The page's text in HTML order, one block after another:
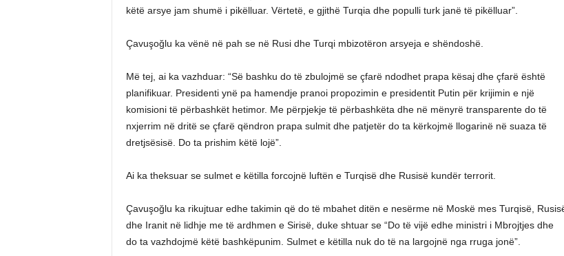
këtë arsye jam shumë i pikëlluar. Vërtetë, e gjithë Turqia dhe populli turk janë të pikëlluar”.
Çavuşoğlu ka vënë në pah se në Rusi dhe Turqi mbizotëron arsyeja e shëndoshë.
Më tej, ai ka vazhduar: “Së bashku do të zbulojmë se çfarë ndodhet prapa kësaj dhe çfarë është
planifikuar. Presidenti ynë pa hamendje pranoi propozimin e presidentit Putin për krijimin e një
komisioni të përbashkët hetimor. Me përpjekje të përbashkëta dhe në mënyrë transparente do të
nxjerrim në dritë se çfarë qëndron prapa sulmit dhe patjetër do ta kërkojmë llogarinë në suaza të
dretjsësisë. Do ta prishim këtë lojë”.
Ai ka theksuar se sulmet e këtilla forcojnë luftën e Turqisë dhe Rusisë kundër terrorit.
Çavuşoğlu ka rikujtuar edhe takimin që do të mbahet ditën e nesërme në Moskë mes Turqisë,
dhe Iranit në lidhje me të ardhmen e Sirisë, duke shtuar se “Do të vijë edhe ministri i Mbrojtjes dhe
do ta vazhdojmë këtë bashkëpunim. Sulmet e këtilla nuk do të na largojnë nga rruga jonë”.